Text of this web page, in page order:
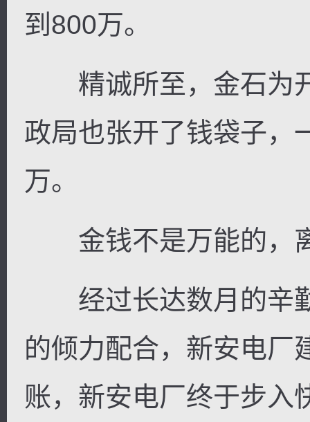
到800万。
精诚所至，金石为
政局也张开了钱袋子，
万。
金钱不是万能的，
经过长达数月的辛
的倾力配合，新安电厂
账，新安电厂终于步入